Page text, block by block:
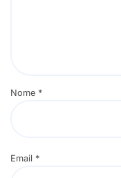
Nome *
Email *